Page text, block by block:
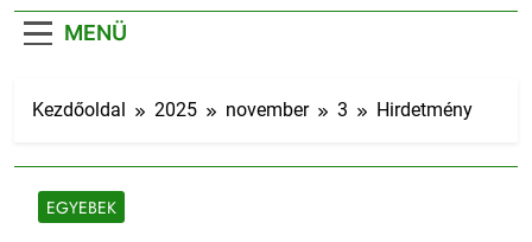
MENÜ
Kezdőoldal 2025 november 3 Hirdetmény
EGYEBEK